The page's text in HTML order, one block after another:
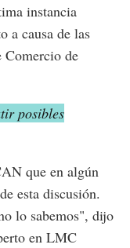
instancia
a causa de las
Comercio de
posibles
que en algún
esta discusión.
lo sabemos", dijo
en LMC